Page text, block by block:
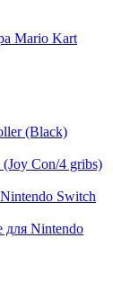
Mario Kart
(Black)
Con/4 gribs)
Switch
для Nintendo